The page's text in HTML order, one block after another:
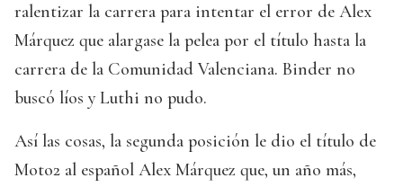
ralentizar la carrera para intentar el error de Alex
Márquez que alargase la pelea por el título hasta la
carrera de la Comunidad Valenciana. Binder no
buscó líos y Luthi no pudo.
Así las cosas, la segunda posición le dio el título de
Moto2 al español Alex Márquez que, un año más,